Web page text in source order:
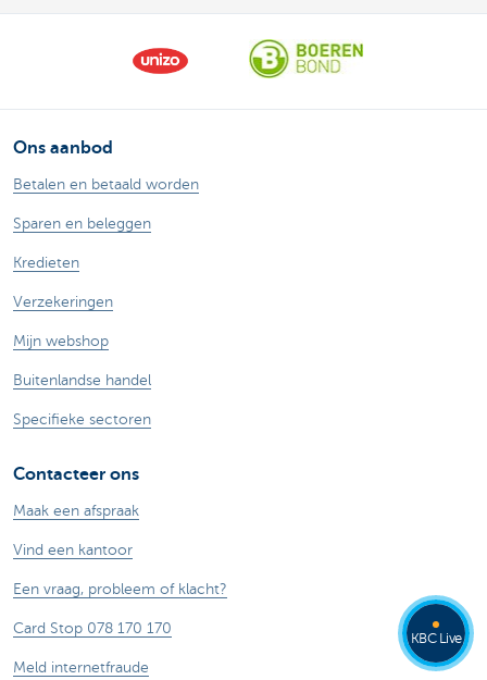
Ons aanbod
Betalen en betaald worden
Sparen en beleggen
Kredieten
Verzekeringen
Mijn webshop
Buitenlandse handel
Specifieke sectoren
Contacteer ons
Maak een afspraak
Vind een kantoor
Een vraag, probleem of klacht?
Card Stop 078 170 170
Meld internetfraude
KBC Live